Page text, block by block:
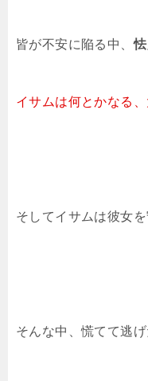
皆が不安に陥る中、
イサムは何とかなる
そしてイサムは彼女
そんな中、慌てて逃